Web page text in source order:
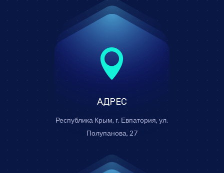

АДРЕС
Республика Крым, г. Евпатория, ул.
Полупанова, 27